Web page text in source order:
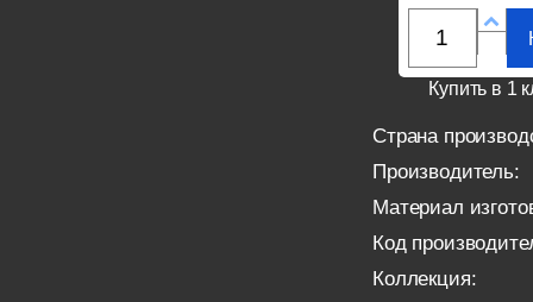
Купить в 1
Страна
Производитель:
Материал
Код
Коллекция: